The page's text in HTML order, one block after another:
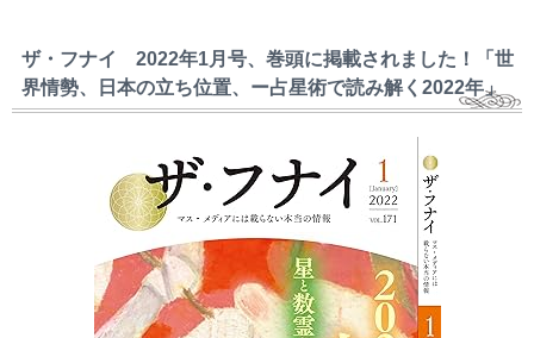
ザ・フナイ 2022年1月号、巻頭に掲載されました！「世
界情勢、日本の立ち位置、ー占星術で読み解く2022年」